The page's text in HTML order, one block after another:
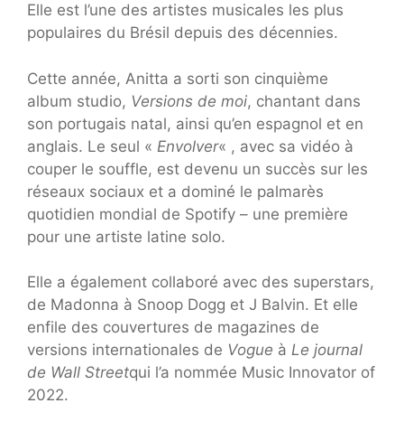
Elle est l’une des artistes musicales les plus
populaires du Brésil depuis des décennies.
Cette année, Anitta a sorti son cinquième
album studio, Versions de moi, chantant dans
son portugais natal, ainsi qu’en espagnol et en
anglais. Le seul « Envolver« , avec sa vidéo à
couper le souffle, est devenu un succès sur les
réseaux sociaux et a dominé le palmarès
quotidien mondial de Spotify – une première
pour une artiste latine solo.
Elle a également collaboré avec des superstars,
de Madonna à Snoop Dogg et J Balvin. Et elle
enfile des couvertures de magazines de
versions internationales de Vogue à Le journal
de Wall Streetqui l’a nommée Music Innovator of
2022.